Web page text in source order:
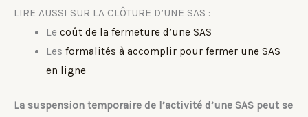
LIRE AUSSI SUR LA CLÔTURE D’UNE SAS :
Le coût de la fermeture d’une SAS
Les formalités à accomplir pour fermer une SAS
en ligne
La suspension temporaire de l’activité d’une SAS peut se